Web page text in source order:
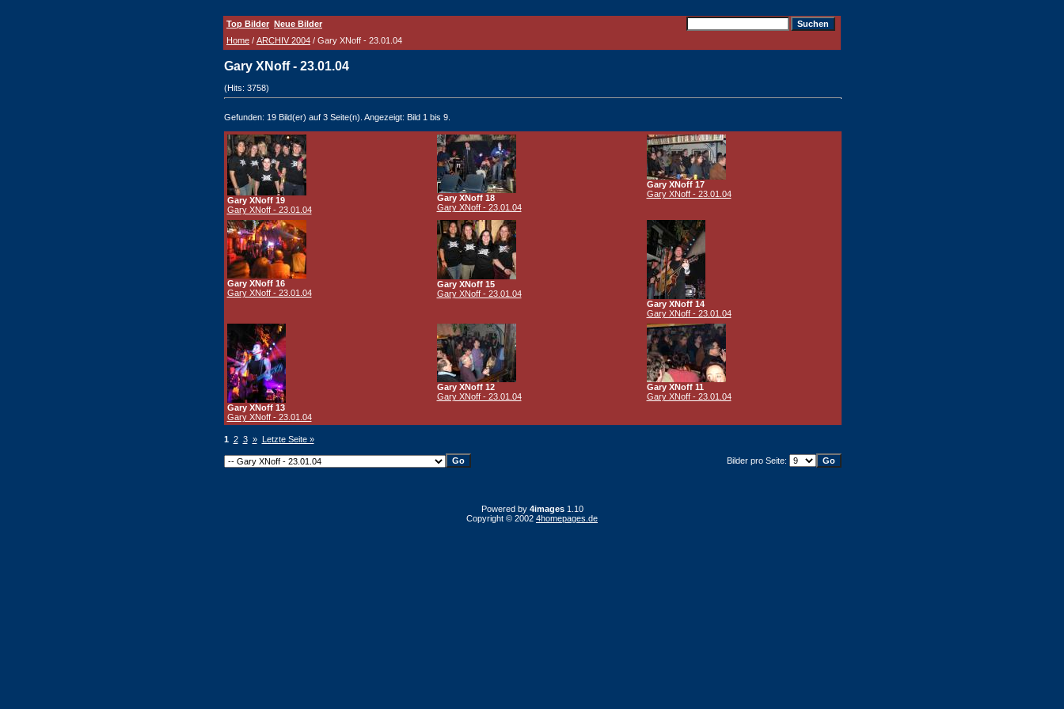
Top Bilder Neue Bilder
Home / ARCHIV 2004 / Gary XNoff - 23.01.04
Gary XNoff - 23.01.04
(Hits: 3758)
Gefunden: 19 Bild(er) auf 3 Seite(n). Angezeigt: Bild 1 bis 9.
Gary XNoff 19
Gary XNoff - 23.01.04
Gary XNoff 18
Gary XNoff - 23.01.04
Gary XNoff 17
Gary XNoff - 23.01.04
Gary XNoff 16
Gary XNoff - 23.01.04
Gary XNoff 15
Gary XNoff - 23.01.04
Gary XNoff 14
Gary XNoff - 23.01.04
Gary XNoff 13
Gary XNoff - 23.01.04
Gary XNoff 12
Gary XNoff - 23.01.04
Gary XNoff 11
Gary XNoff - 23.01.04
1 2 3 » Letzte Seite »
Bilder pro Seite:
Powered by 4images1.10
Copyright © 2002 4homepages.de